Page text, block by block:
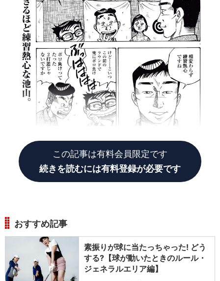
この記事は有料会員限定です
続きを読むには有料登録が必要です
おすすめ記事
素振りが球に当たっちゃった! どう
する?【球が動いたときのルール・
ジェネラルエリア編】